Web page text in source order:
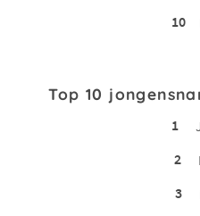
10
Top 10
1
2
3